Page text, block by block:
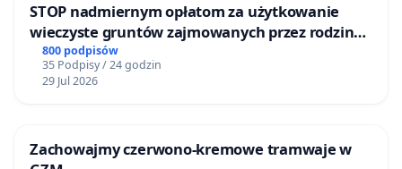
STOP nadmiernym opłatom za użytkowanie
wieczyste gruntów zajmowanych przez rodzinne
ogrody działkowe.
800 podpisów
35 Podpisy / 24 godzin
29 Jul 2026
Zachowajmy czerwono-kremowe tramwaje w